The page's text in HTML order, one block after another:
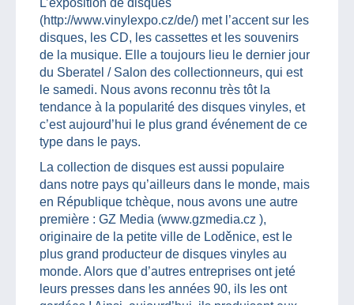
(http://www.vinylexpo.cz/de/) met l’accent sur les
disques, les CD, les cassettes et les souvenirs
de la musique. Elle a toujours lieu le dernier jour
du Sberatel / Salon des collectionneurs, qui est
le samedi. Nous avons reconnu très tôt la
tendance à la popularité des disques vinyles, et
c’est aujourd’hui le plus grand événement de ce
type dans le pays.
La collection de disques est aussi populaire
dans notre pays qu’ailleurs dans le monde, mais
en République tchèque, nous avons une autre
première : GZ Media (www.gzmedia.cz ),
originaire de la petite ville de Loděnice, est le
plus grand producteur de disques vinyles au
monde. Alors que d’autres entreprises ont jeté
leurs presses dans les années 90, ils les ont